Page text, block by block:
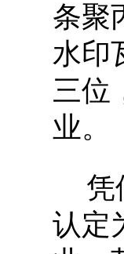
条聚
水印
三位
业。
凭
认定